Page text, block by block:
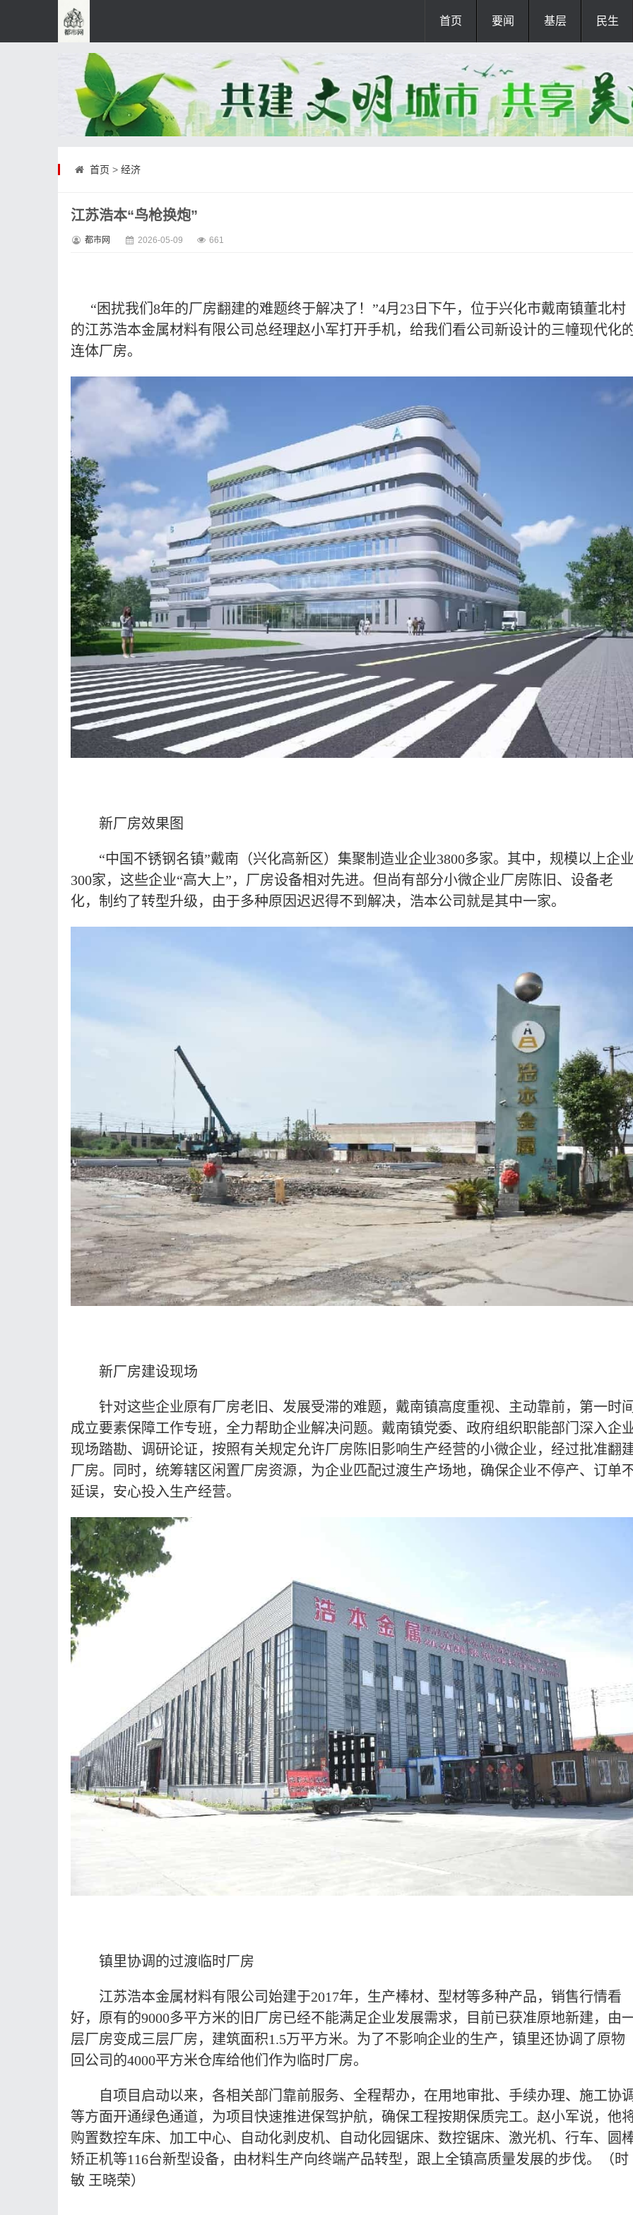
首页 要闻 基层 民生
首页 > 经济
江苏浩本“鸟枪换炮”
都市网 2026-05-09 661
“困扰我们8年的厂房翻建的难题终于解决了！”4月23日下午，位于兴化市戴南镇董北村
的江苏浩本金属材料有限公司总经理赵小军打开手机，给我们看公司新设计的三幢现代化
连体厂房。
新厂房效果图
“中国不锈钢名镇”戴南（兴化高新区）集聚制造业企业3800多家。其中，规模以上企业
300家，这些企业“高大上”，厂房设备相对先进。但尚有部分小微企业厂房陈旧、设备老
化，制约了转型升级，由于多种原因迟迟得不到解决，浩本公司就是其中一家。
新厂房建设现场
针对这些企业原有厂房老旧、发展受滞的难题，戴南镇高度重视、主动靠前，第一时间
成立要素保障工作专班，全力帮助企业解决问题。戴南镇党委、政府组织职能部门深入企
现场踏勘、调研论证，按照有关规定允许厂房陈旧影响生产经营的小微企业，经过批准翻
厂房。同时，统筹辖区闲置厂房资源，为企业匹配过渡生产场地，确保企业不停产、订单
延误，安心投入生产经营。
镇里协调的过渡临时厂房
江苏浩本金属材料有限公司始建于2017年，生产棒材、型材等多种产品，销售行情看
好，原有的9000多平方米的旧厂房已经不能满足企业发展需求，目前已获准原地新建，由
层厂房变成三层厂房，建筑面积1.5万平方米。为了不影响企业的生产，镇里还协调了原物
回公司的4000平方米仓库给他们作为临时厂房。
自项目启动以来，各相关部门靠前服务、全程帮办，在用地审批、手续办理、施工协调
等方面开通绿色通道，为项目快速推进保驾护航，确保工程按期保质完工。赵小军说，他
购置数控车床、加工中心、自动化剥皮机、自动化园锯床、数控锯床、激光机、行车、圆
矫正机等116台新型设备，由材料生产向终端产品转型，跟上全镇高质量发展的步伐。 （ 时
敏 王晓荣）